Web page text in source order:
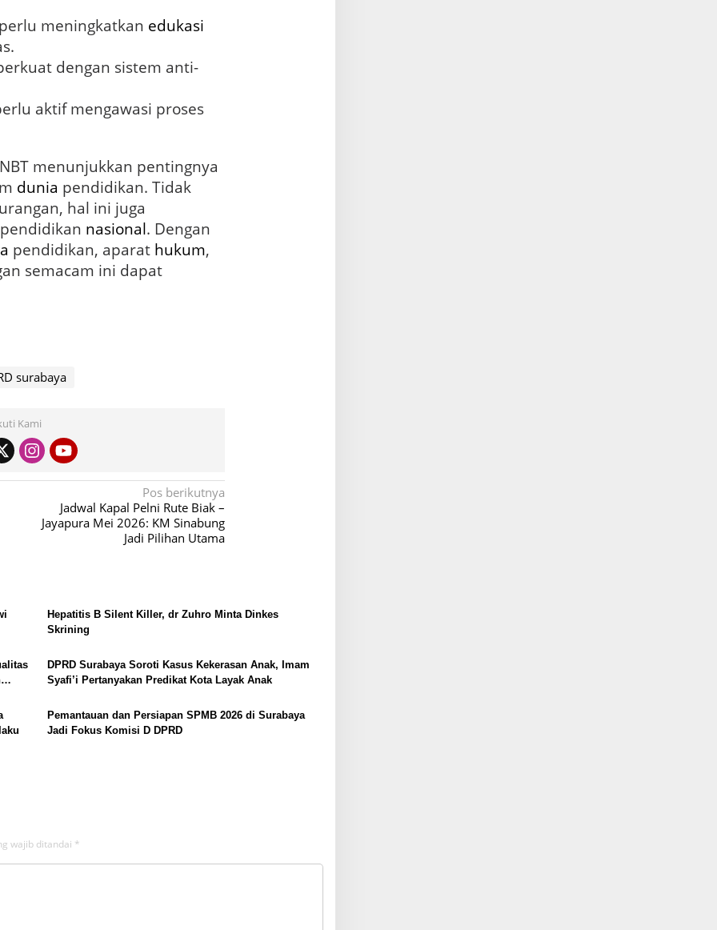
meningkatkan edukasi
dengan sistem anti-
aktif mengawasi proses
menunjukkan pentingnya
dunia pendidikan. Tidak
hal ini juga
nasional. Dengan
pendidikan, aparat hukum,
semacam ini dapat
surabaya
Kami
Pos berikutnya
Jadwal Kapal Pelni Rute Biak –
Jayapura Mei 2026: KM Sinabung
Jadi Pilihan Utama
Hepatitis B Silent Killer, dr Zuhro Minta Dinkes
Skrining
DPRD Surabaya Soroti Kasus Kekerasan Anak, Imam
Syafi’i Pertanyakan Predikat Kota Layak Anak
Pemantauan dan Persiapan SPMB 2026 di Surabaya
Jadi Fokus Komisi D DPRD
wajib ditandai *